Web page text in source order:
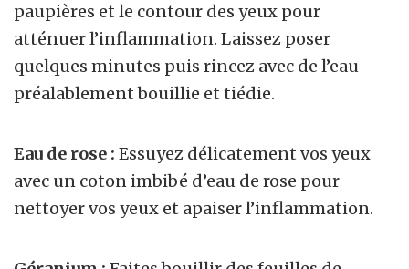
paupières et le contour des yeux pour
atténuer l’inflammation. Laissez poser
quelques minutes puis rincez avec de l’eau
préalablement bouillie et tiédie.
Eau de rose : Essuyez délicatement vos yeux
avec un coton imbibé d’eau de rose pour
nettoyer vos yeux et apaiser l’inflammation.